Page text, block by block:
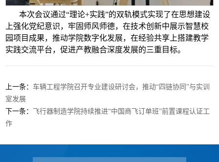
本次会议通过“理论+实践”的双轨模式实现了在思想建设
上强化党纪意识，牢固师风师德，在技术创新中展示智慧校
园项目成果，推动学院数字化发展，在经验共享上搭建教学
实践交流平台，促进产教融合深度发展的三重目标。
上一条：车辆工程学院召开专业建设研讨会，推动“四链协同”与实训
室发展
下一条： 飞行器制造学院持续推进“中国商飞订单班”前置课程认证工
作